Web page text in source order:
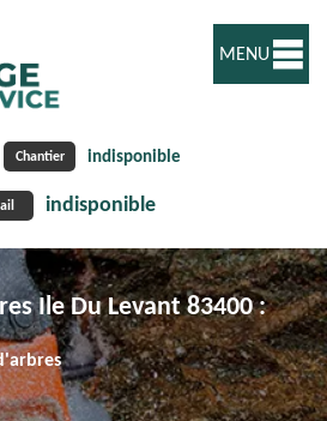
Chantier indisponible
indisponible
MENU
Ile Du Levant 83400 :